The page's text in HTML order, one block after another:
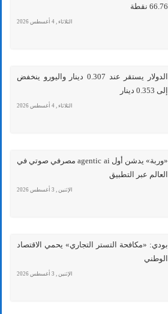
66.76 نقطة
الثلاثاء , 4 أغسطس 2026
الدولار يستقر عند 0.307 دينار واليورو ينخفض
إلى 0.353 دينار
الثلاثاء , 4 أغسطس 2026
«وربة» يدشن أول agentic ai مصرفي صوتي في
العالم عبر التطبيق
الإثنين , 3 أغسطس 2026
بودي: «مكافحة التستر التجاري» يحمي الاقتصاد
الوطني
الإثنين , 3 أغسطس 2026